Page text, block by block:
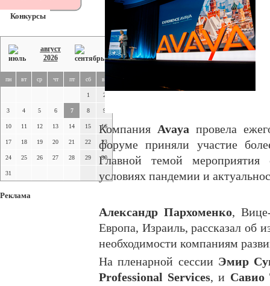
Конкурсы
август
2026
пн вт ср чт пт сб вс
1 2
3 4 5 6 7 8 9
10 11 12 13 14 15 16
17 18 19 20 21 22 23
24 25 26 27 28 29 30
31
Реклама
Компания Avaya провела
форуме приняли участие
Главной темой
условиях пандемии и
Александр Пархоменко,
Европа, Израиль, рассказал об
необходимости компаниям
На пленарной сессии Эмир
Professional Services, и Савио